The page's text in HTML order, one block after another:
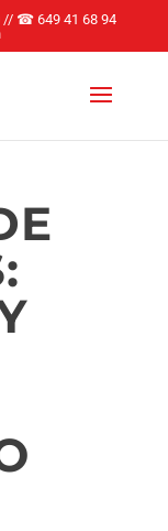
// ☎ 649 41 68 94